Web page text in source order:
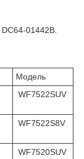
01442B.
Модель
WF7522SUV
WF7522S8V
WF7520SUV